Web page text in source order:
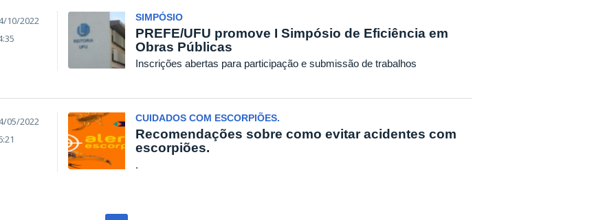
10/2022
SIMPÓSIO
PREFE/UFU promove I Simpósio de Eficiência em
Obras Públicas
Inscrições abertas para participação e submissão de trabalhos
05/2022
CUIDADOS COM ESCORPIÕES.
Recomendações sobre como evitar acidentes com
escorpiões.
.